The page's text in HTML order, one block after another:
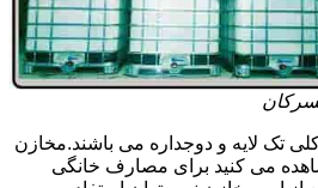
تک لایه و دوجداره می باشند.مخازن
می کنید برای مصارف خانگی